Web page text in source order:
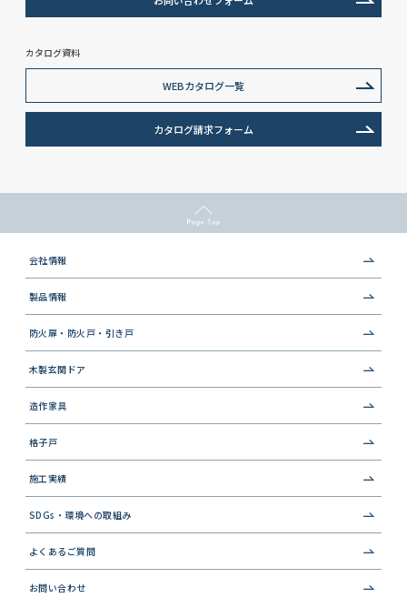
カタログ資料
WEBカタログ一覧
カタログ請求フォーム
会社情報
製品情報
防火扉・防火戸・引き戸
木製玄関ドア
造作家具
格子戸
施工実績
SDGs・環境への取組み
よくあるご質問
お問い合わせ